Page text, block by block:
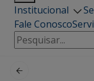
Institucional
Fale Conosco
Pesquisar
por: